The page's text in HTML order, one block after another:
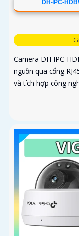
DH-IPC-
Camera DH-IPC-
nguồn qua cổng
và tích hợp công